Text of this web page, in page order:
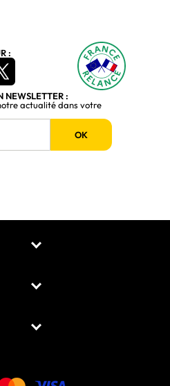
:
NEWSLETTER :
actualité dans votre
OK